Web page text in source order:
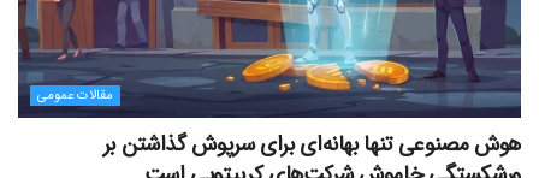
مقالات عمومی
هوش مصنوعی تنها بهانه‌ای برای سرپوش گذاشتن بر